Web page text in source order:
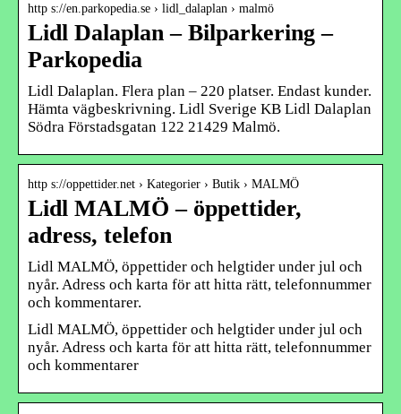
http s://en.parkopedia.se › lidl_dalaplan › malmö
Lidl Dalaplan – Bilparkering –
Parkopedia
Lidl Dalaplan. Flera plan – 220 platser. Endast kunder.
Hämta vägbeskrivning. Lidl Sverige KB Lidl Dalaplan
Södra Förstadsgatan 122 21429 Malmö.
http s://oppettider.net › Kategorier › Butik › MALMÖ
Lidl MALMÖ – öppettider,
adress, telefon
Lidl MALMÖ, öppettider och helgtider under jul och
nyår. Adress och karta för att hitta rätt, telefonnummer
och kommentarer.
Lidl MALMÖ, öppettider och helgtider under jul och
nyår. Adress och karta för att hitta rätt, telefonnummer
och kommentarer